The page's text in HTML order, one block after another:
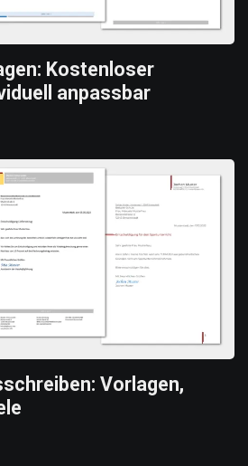
Kostenloser
anpassbar
Vorlagen,